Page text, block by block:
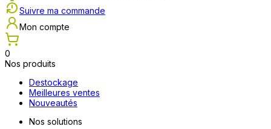
Suivre ma commande
Mon compte
0
Nos produits
Destockage
Meilleures ventes
Nouveautés
Nos solutions